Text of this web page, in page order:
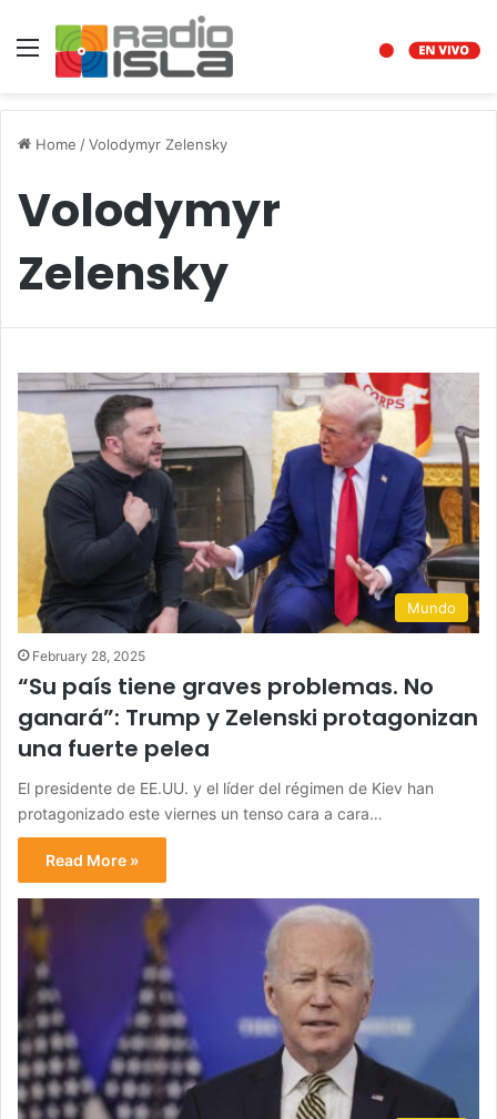
Menu
Home /Volodymyr Zelensky
Volodymyr
Zelensky
Mundo
February 28, 2025
“Su país tiene graves problemas. No
ganará”: Trump y Zelenski protagonizan
una fuerte pelea
El presidente de EE.UU. y el líder del régimen de Kiev han
protagonizado este viernes un tenso cara a cara…
Read More »